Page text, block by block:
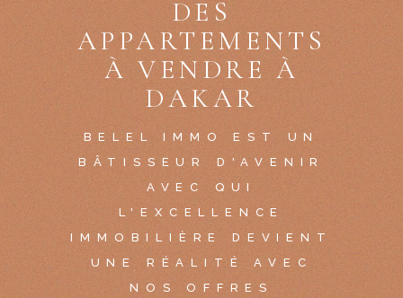
DES
APPARTEMENTS
À VENDRE À
DAKAR
BELEL IMMO EST UN
BÂTISSEUR D'AVENIR
AVEC QUI
L'EXCELLENCE
IMMOBILIÈRE DEVIENT
UNE RÉALITÉ AVEC
NOS OFFRES